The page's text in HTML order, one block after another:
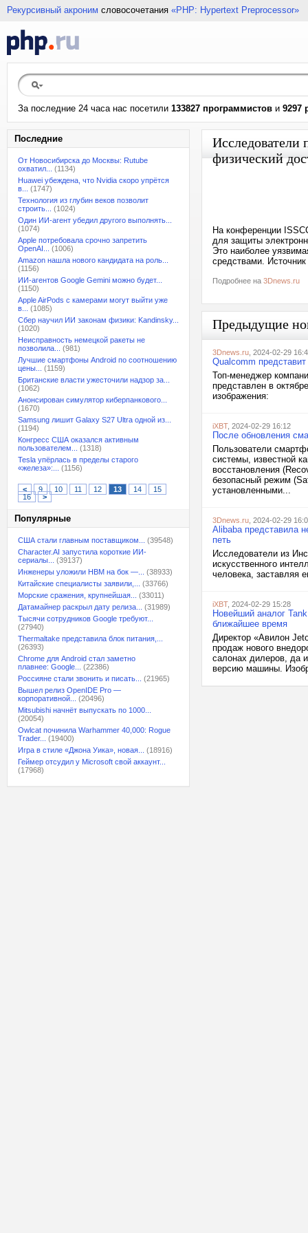
Рекурсивный акроним словосочетания «PHP: Hypertext Preprocessor»
За последние 24 часа нас посетили 133827 программистов и 9297
Последние
От Новосибирска до Москвы: Rutube
охватил...
(1134)
Huawei убеждена, что Nvidia скоро упрётся
в...
(1747)
Технология из глубин веков позволит
строить...
(1024)
Один ИИ-агент убедил другого выполнять...
(1074)
Apple потребовала срочно запретить
OpenAI...
(1006)
Amazon нашла нового кандидата на роль...
(1156)
ИИ-агентов Google Gemini можно будет...
(1150)
Apple AirPods с камерами могут выйти уже
в...
(1085)
Сбер научил ИИ законам физики: Kandinsky...
(1020)
Неисправность немецкой ракеты не
позволила...
(981)
Лучшие смартфоны Android по соотношению
цены...
(1159)
Британские власти ужесточили надзор за...
(1062)
Анонсирован симулятор киберпанкового...
(1670)
Samsung лишит Galaxy S27 Ultra одной из...
(1194)
Конгресс США оказался активным
пользователем...
(1318)
Tesla упёрлась в пределы старого
«железа»:...
(1156)
< 9 10 11 12 13 14
15
16
>
Популярные
США стали главным поставщиком...
(39548)
Character.AI запустила короткие ИИ-
сериалы...
(39137)
Инженеры уложили HBM на бок —...
(38933)
Китайские специалисты заявили,...
(33766)
Морские сражения, крупнейшая...
(33011)
Датамайнер раскрыл дату релиза...
(31989)
Тысячи сотрудников Google требуют...
(27940)
Thermaltake представила блок питания,...
(26393)
Chrome для Android стал заметно
плавнее: Google...
(22386)
Россияне стали звонить и писать...
(21965)
Вышел релиз OpenIDE Pro —
корпоративной...
(20496)
Mitsubishi начнёт выпускать по 1000...
(20054)
Owlcat починила Warhammer 40,000: Rogue
Trader...
(19400)
Игра в стиле «Джона Уика», новая...
(18916)
Геймер отсудил у Microsoft свой аккаунт...
(17968)
физический
На конференции
для защиты
Это наиболее
средствами.
Подробнее на 3Dnews.ru
Предыдущие
3Dnews.ru , 2024-02-29
Qualcomm
Топ-менеджер
представлен в
изображения:
iXBT, 2024-02-29 16:12
После обновления
Пользователи
системы, известной
восстановления
безопасный режим
установленными...
3Dnews.ru , 2024-02-29
Alibaba представила
петь
Исследователи из
искусственного
человека, заставляя
iXBT, 2024-02-29 15:28
Новейший аналог
ближайшее время
Директор «Авилон
продаж нового
салонах дилеров, да
версию машины.